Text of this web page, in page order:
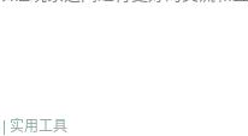
实用工具